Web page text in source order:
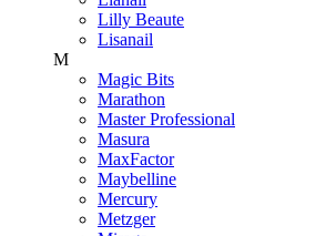
Lilly Beaute
Lisanail
M
Magic Bits
Marathon
Master Professional
Masura
MaxFactor
Maybelline
Mercury
Metzger